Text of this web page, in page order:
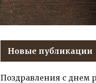
Новые публикации
Поздравления с днем